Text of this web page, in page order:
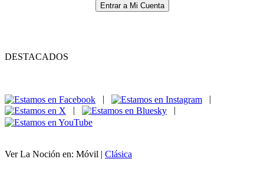
Entrar a Mi Cuenta
DESTACADOS
|
|
|
|
Ver La Noción en: Móvil | Clásica